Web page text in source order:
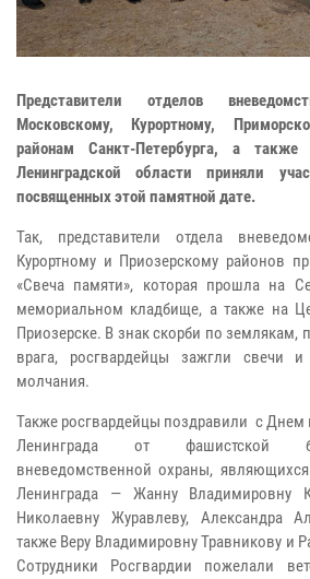
Представители отделов
Московскому, Курортному,
районам Санкт-Петербурга, а также
Ленинградской области приняли
посвященных этой памятной дате.
Так, представители отдела
Курортному и Приозерскому районов
«Свеча памяти», которая прошла на
мемориальном кладбище, а также на
Приозерске. В знак скорби по землякам,
врага, росгвардейцы зажгли свечи
молчания.
Также росгвардейцы поздравили с
Ленинграда от фашистской
вневедомственной охраны,
Ленинграда — Жанну Владимировну
Николаевну Журавлеву, Александра
также Веру Владимировну Травникову и
Сотрудники Росгвардии пожелали